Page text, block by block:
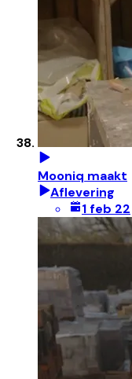
Mooniq maakt
Aflevering
1 feb 22